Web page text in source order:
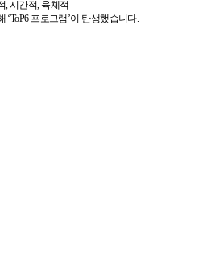
, 시간적, 육체적
프로그램’이 탄생했습니다.